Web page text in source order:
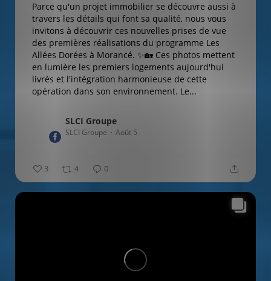
Parce qu'un projet immobilier se découvre aussi à
travers les détails qui font sa qualité, nous vous
invitons à découvrir ces nouvelles prises de vue
des premières réalisations du programme Les
Allées Dorées à Morancé. ✨🏡 Ces photos mettent
en lumière les premiers logements aujourd'hui
livrés et l'intégration harmonieuse de cette
opération dans son environnement. Le...
SLCI Groupe
SLCI Groupe Août 5
3 4 0